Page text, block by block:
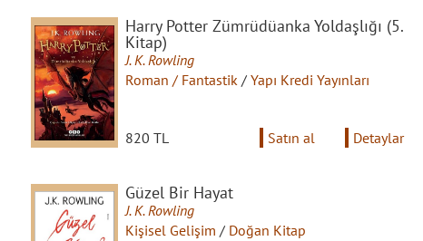
Harry Potter Zümrüdüanka Yoldaşlığı (5.
Kitap)
J. K. Rowling
Roman / Fantastik / Yapı Kredi Yayınları
820 TL Satın al Detaylar
Güzel Bir Hayat
J. K. Rowling
Kişisel Gelişim / Doğan Kitap